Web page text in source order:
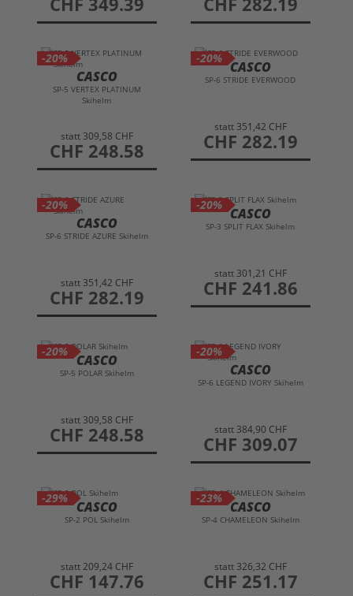
-20%
CASCO
SP-5 VERTEX PLATINUM
Skihelm
statt 309,58 CHF
preis
CHF 248.58
-20%
CASCO
SP-6 STRIDE EVERWOOD
statt 351,42 CHF
preis
CHF 282.19
-20%
CASCO
SP-6 STRIDE AZURE Skihelm
statt 351,42 CHF
preis
CHF 282.19
-20%
CASCO
SP-3 SPLIT FLAX Skihelm
statt 301,21 CHF
preis
CHF 241.86
-20%
CASCO
SP-5 POLAR Skihelm
statt 309,58 CHF
preis
CHF 248.58
-20%
CASCO
SP-6 LEGEND IVORY Skihelm
statt 384,90 CHF
preis
CHF 309.07
-29%
CASCO
SP-2 POL Skihelm
statt 209,24 CHF
preis
CHF 147.76
-23%
CASCO
SP-4 CHAMELEON Skihelm
statt 326,32 CHF
preis
CHF 251.17